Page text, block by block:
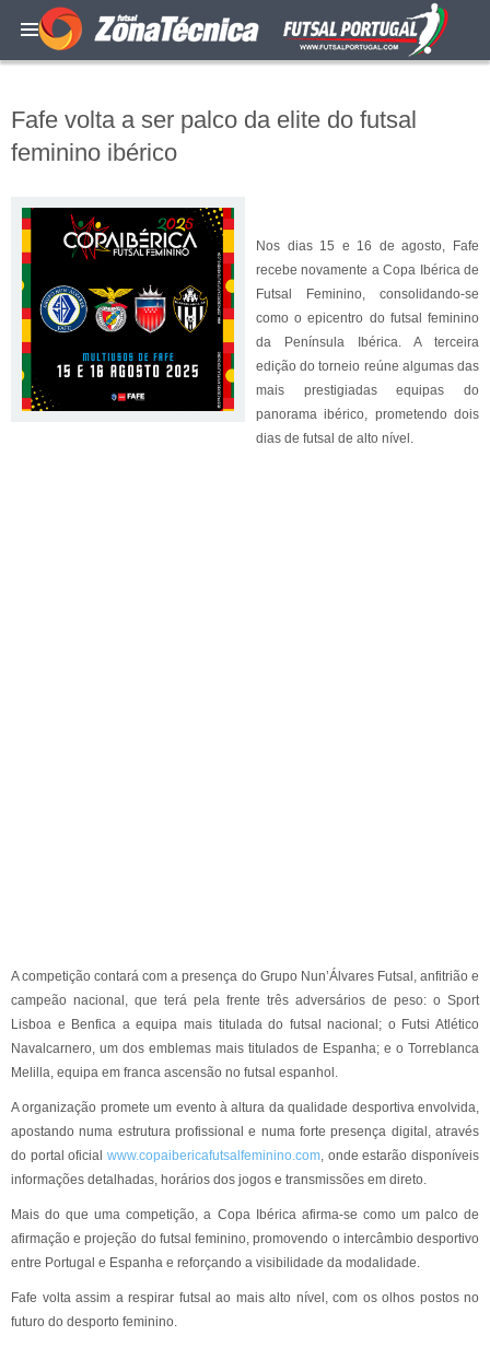
Fafe volta a ser palco da elite do futsal
feminino ibérico
Nos dias 15 e 16 de agosto, Fafe
recebe novamente a Copa Ibérica de
Futsal Feminino, consolidando-se
como o epicentro do futsal feminino
da Península Ibérica. A terceira
edição do torneio reúne algumas das
mais prestigiadas equipas do
panorama ibérico, prometendo dois
dias de futsal de alto nível.
A competição contará com a presença do Grupo Nun’Álvares Futsal, anfitrião e
campeão nacional, que terá pela frente três adversários de peso: o Sport
Lisboa e Benfica a equipa mais titulada do futsal nacional; o Futsi Atlético
Navalcarnero, um dos emblemas mais titulados de Espanha; e o Torreblanca
Melilla, equipa em franca ascensão no futsal espanhol.
A organização promete um evento à altura da qualidade desportiva envolvida,
apostando numa estrutura profissional e numa forte presença digital, através
do portal oficial www.copaibericafutsalfeminino.com, onde estarão disponíveis
informações detalhadas, horários dos jogos e transmissões em direto.
Mais do que uma competição, a Copa Ibérica afirma-se como um palco de
afirmação e projeção do futsal feminino, promovendo o intercâmbio desportivo
entre Portugal e Espanha e reforçando a visibilidade da modalidade.
Fafe volta assim a respirar futsal ao mais alto nível, com os olhos postos no
futuro do desporto feminino.